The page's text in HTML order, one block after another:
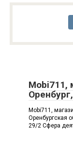
Mobi711,
Mobi711,
Оренбургская
29/2 Сфера